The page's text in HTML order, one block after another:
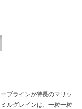
ブラインが特長のマリッ
ルグレインは、一粒一粒